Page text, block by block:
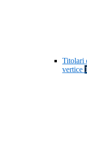
Titolari
vertice 1